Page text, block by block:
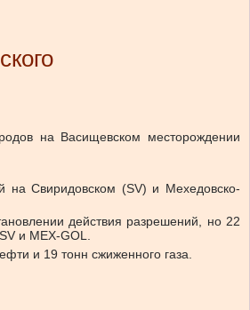
на Васищевском месторождении
на Свиридовском (SV) и Мехедовско-
действия разрешений, но 22
и MEX-GOL.
и 19 тонн сжиженного газа.